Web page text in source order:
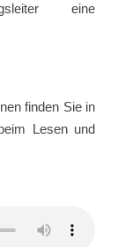
eine
finden Sie in
Lesen und